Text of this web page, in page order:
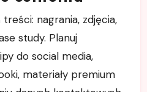
nagrania, zdjęcia,
study. Planuj
do social media,
materiały premium